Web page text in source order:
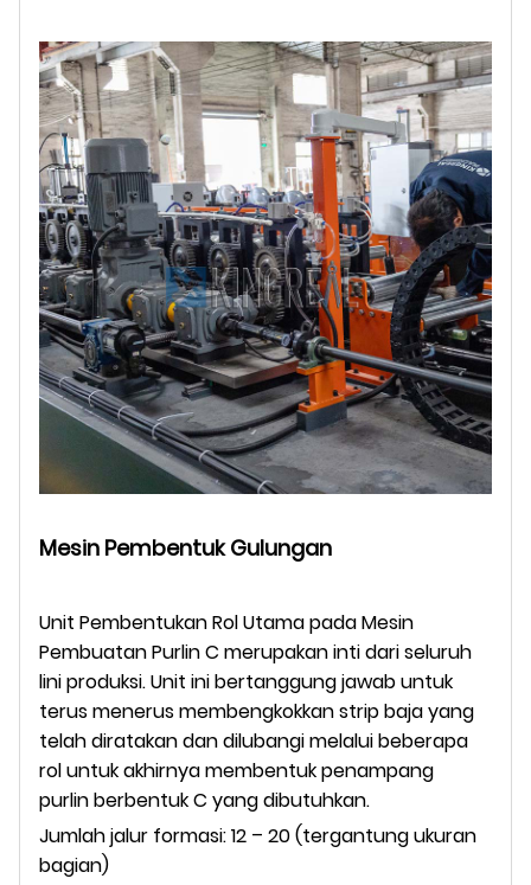
Mesin Pembentuk Gulungan
Unit Pembentukan Rol Utama pada Mesin
Pembuatan Purlin C merupakan inti dari seluruh
lini produksi. Unit ini bertanggung jawab untuk
terus menerus membengkokkan strip baja yang
telah diratakan dan dilubangi melalui beberapa
rol untuk akhirnya membentuk penampang
purlin berbentuk C yang dibutuhkan.
Jumlah jalur formasi: 12 – 20 (tergantung ukuran
bagian)